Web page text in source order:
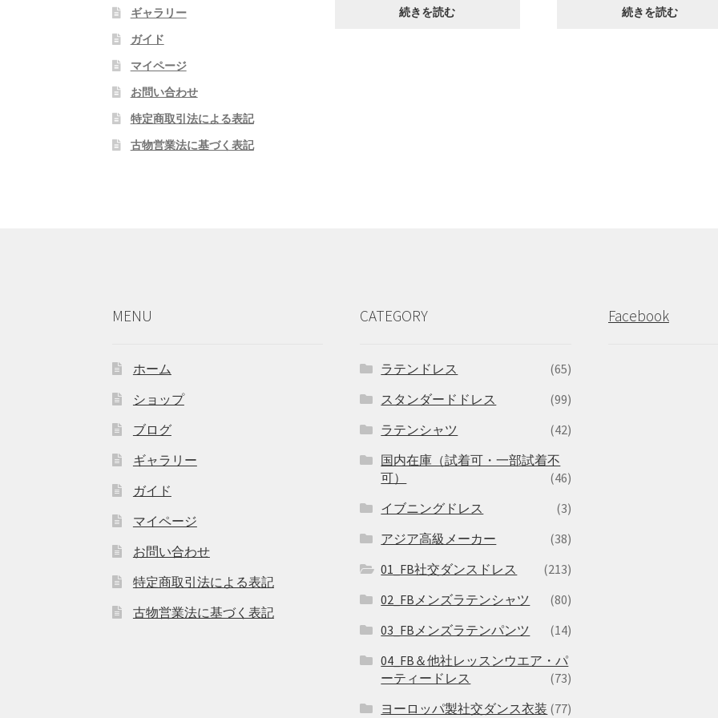
続きを読む 続きを読む
ギャラリー
ガイド
マイページ
お問い合わせ
特定商取引法による表記
古物営業法に基づく表記
MENU
ホーム
ショップ
ブログ
ギャラリー
ガイド
マイページ
お問い合わせ
特定商取引法による表記
古物営業法に基づく表記
CATEGORY
ラテンドレス
(65)
スタンダードドレス
(99)
ラテンシャツ
(42)
国内在庫（試着可・一部試着不
可）
(46)
イブニングドレス
(3)
アジア高級メーカー
(38)
01_FB社交ダンスドレス
(213)
02_FBメンズラテンシャツ
(80)
03_FBメンズラテンパンツ
(14)
04_FB＆他社レッスンウエア・パ
ーティードレス
(73)
ヨーロッパ製社交ダンス衣装 (77)
Facebook